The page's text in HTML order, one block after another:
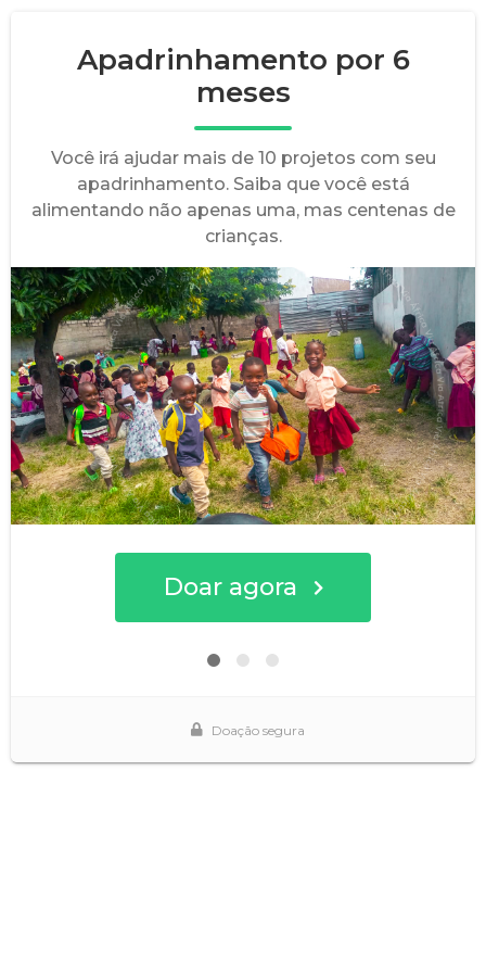
Apadrinhamento por 6
meses
Você irá ajudar mais de 10 projetos com seu
apadrinhamento. Saiba que você está
alimentando não apenas uma, mas centenas de
crianças.
Doar agora
Doação segura